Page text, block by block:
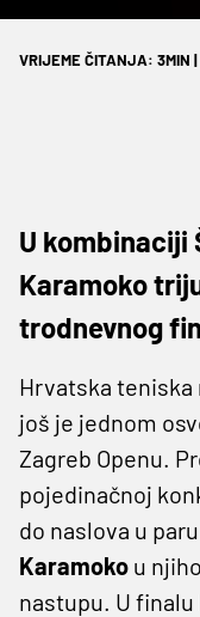
VRIJEME ČITANJA: 3MIN
U kombinaciji
Karamoko
trodnevnog
Hrvatska
još je jednom
Zagreb Openu.
pojedinačnoj
do naslova u
Karamoko u
nastupu. U